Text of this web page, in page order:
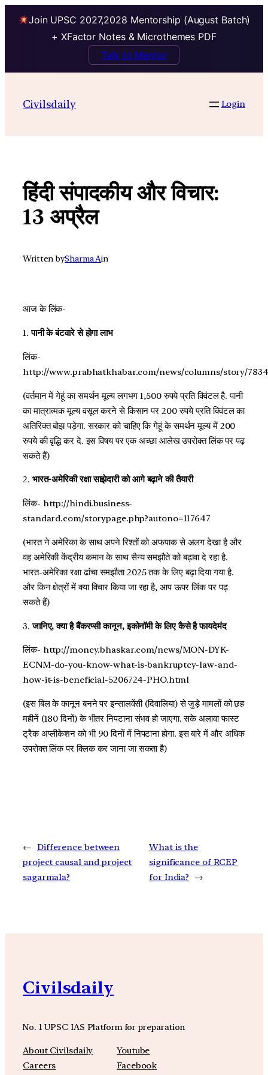
Join UPSC 2027,2028 Mentorship (August Batch)
+ XFactor Notes & Microthemes PDF
Talk to Mentor
contentCivilsdaily Login
हिंदी संपादकीय और विचार:
13 अप्रैल
Written bySharma Ain
आज के लिंक-
1. पानी के बंटवारे से होगा लाभ
लिंक-
http://www.prabhatkhabar.com/news/columns/story/
(वर्तमान में गेहूं का समर्थन मूल्य लगभग 1,500 रुपये प्रति क्विंटल है. पानी
का मात्रात्मक मूल्य वसूल करने से किसान पर 200 रुपये प्रति क्विंटल का
अतिरिक्त बोझ पड़ेगा. सरकार को चाहिए कि गेहूं के समर्थन मूल्य में 200
रुपये की वृद्धि कर दे. इस विषय पर एक अच्छा आलेख उपरोक्त लिंक पर पढ़
सकते हैं)
2. भारत-अमेरिकी रक्षा साझेदारी को आगे बढ़ाने की तैयारी
लिंक- http://hindi.business-
standard.com/storypage.php?autono=117647
(भारत ने अमेरिका के साथ अपने रिश्तों को अफपाक से अलग देखा है और
वह अमेरिकी केंद्रीय कमान के साथ सैन्य समझौते को बढ़ावा दे रहा है.
भारत-अमेरिका रक्षा ढांचा समझौता 2025 तक के लिए बढ़ा दिया गया है.
और किन क्षेत्रों में क्या विचार किया जा रहा है, आप ऊपर लिंक पर पढ़
सकते हैं)
3.जानिए, क्या है बैंकरप्सी कानून, इकोनॉमी के लिए कैसे है फायदेमंद
लिंक- http://money.bhaskar.com/news/MON-DYK-
ECNM-do-you-know-what-is-bankruptcy-law-and-
how-it-is-beneficial-5206724-PHO.html
(इस बिल के कानून बनने पर इन्‍सालवेंसी (दिवालिया) से जुड़े मामलों को छह
महीनें (180 दिनों) के भीतर निपटाना संभव हो जाएगा. सके अलावा फास्‍ट
ट्रैक अप्‍लीकेशन को भी 90 दिनों में निपटाना होगा. इस बारे में और अधिक
उपरोक्त लिंक पर क्लिक कर जाना जा सकता है)
← Difference between
project causal and project
sagarmala?
What is the
significance of RCEP
for India?
→
Civilsdaily
No. 1 UPSC IAS Platform for preparation
About Civilsdaily
Careers
Youtube
Facebook